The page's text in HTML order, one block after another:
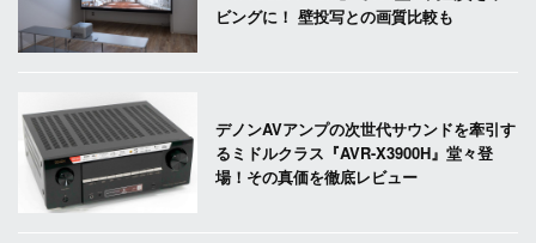
ビングに！ 壁投写との画質比較も
デノンAVアンプの次世代サウンドを牽引す
るミドルクラス『AVR-X3900H』堂々登
場！その真価を徹底レビュー